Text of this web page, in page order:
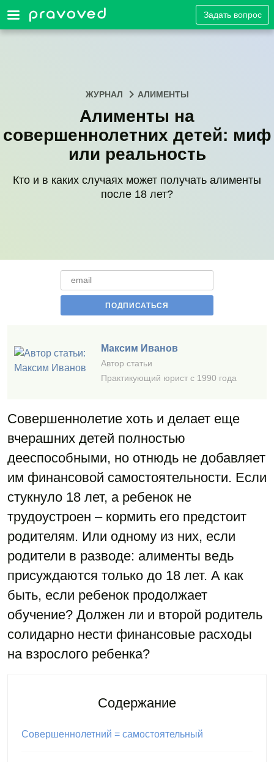
Задать вопрос
ЖУРНАЛ АЛИМЕНТЫ
Алименты на
совершеннолетних детей: миф
или реальность
Кто и в каких случаях может получать алименты
после 18 лет?
Максим Иванов
Автор статьи
Практикующий юрист с 1990 года
Совершеннолетие хоть и делает еще
вчерашних детей полностью
дееспособными, но отнюдь не добавляет
им финансовой самостоятельности. Если
стукнуло 18 лет, а ребенок не
трудоустроен – кормить его предстоит
родителям. Или одному из них, если
родители в разводе: алименты ведь
присуждаются только до 18 лет. А как
быть, если ребенок продолжает
обучение? Должен ли и второй родитель
солидарно нести финансовые расходы
на взрослого ребенка?
Содержание
Совершеннолетний = самостоятельный